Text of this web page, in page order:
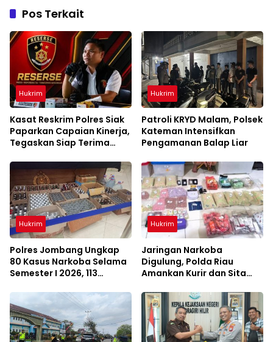
Pos Terkait
Hukrim
Kasat Reskrim Polres Siak
Paparkan Capaian Kinerja,
Tegaskan Siap Terima
Hukrim
Patroli KRYD Malam, Polsek
Kateman Intensifkan
Pengamanan Balap Liar
Hukrim
Polres Jombang Ungkap
80 Kasus Narkoba Selama
Semester I 2026, 113
Hukrim
Jaringan Narkoba
Digulung, Polda Riau
Amankan Kurir dan Sita
Fantastis